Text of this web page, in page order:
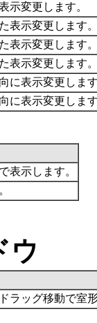
示変更します。
表示変更します
表示変更します
表示変更します
に表示変更しま
に表示変更しま
表示します。
ウ
ラッグ移動で室